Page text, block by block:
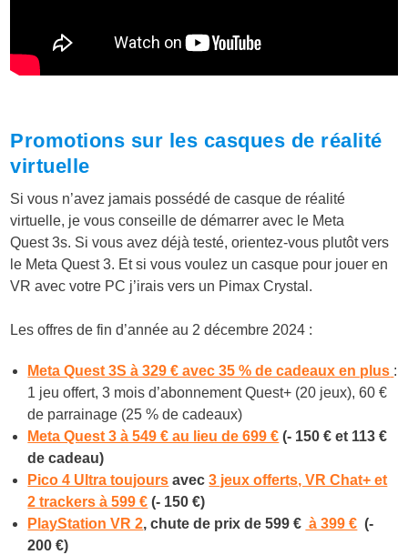
Promotions sur les casques de réalité
virtuelle
Si vous n’avez jamais possédé de casque de réalité
virtuelle, je vous conseille de démarrer avec le Meta
Quest 3s. Si vous avez déjà testé, orientez-vous plutôt vers
le Meta Quest 3. Et si vous voulez un casque pour jouer en
VR avec votre PC j’irais vers un Pimax Crystal.
Les offres de fin d’année au 2 décembre 2024 :
Meta Quest 3S à 329 € avec 35 % de cadeaux en plus :
1 jeu offert, 3 mois d’abonnement Quest+ (20 jeux), 60 €
de parrainage (25 % de cadeaux)
Meta Quest 3 à 549 € au lieu de 699 € (- 150 € et 113 €
de cadeau)
Pico 4 Ultra toujours avec3 jeux offerts, VR Chat+ et
2 trackers à 599 € (- 150 €)
PlayStation VR 2, chute de prix de 599 € à 399 € (-
200 €)